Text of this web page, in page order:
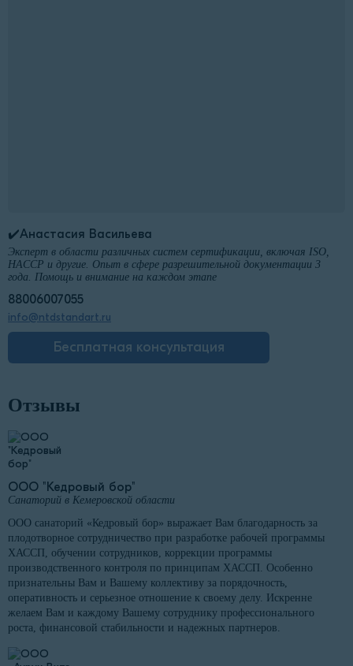
✔️Анастасия Васильева
Эксперт в области различных систем сертификации, включая ISO,
HACCP и другие. Опыт в сфере разрешительной документации 3
года. Помощь и внимание на каждом этапе
88006007055
info@ntdstandart.ru
Бесплатная консультация
Отзывы
ООО "Кедровый бор"
Санаторий в Кемеровской области
ООО санаторий «Кедровый бор» выражает Вам благодарность за
плодотворное сотрудничество при разработке рабочей программы
ХАССП, обучении сотрудников, коррекции программы
производственного контроля по принципам ХАССП. Особенно
признательны Вам и Вашему коллективу за порядочность,
оперативность и серьезное отношение к своему делу. Искренне
желаем Вам и каждому Вашему сотруднику профессионального
роста, финансовой стабильности и надежных партнеров.